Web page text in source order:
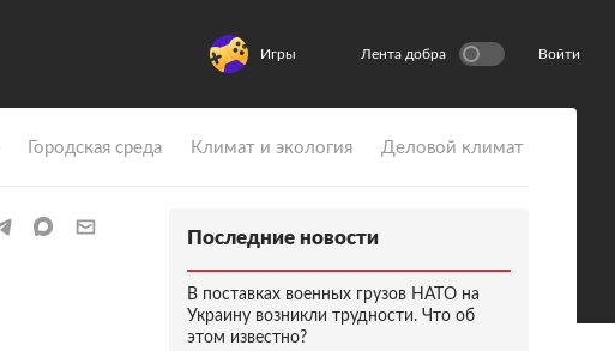
Игры Лента добра Войти
Городская среда Климат и экология Деловой климат
Последние новости
В поставках военных грузов НАТО на
Украину возникли трудности. Что об
этом известно?